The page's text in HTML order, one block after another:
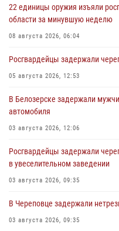
22 единицы оружия изъяли
области за минувшую неделю
08 августа 2026, 06:04
Росгвардейцы задержали
05 августа 2026, 12:53
В Белозерске задержали
автомобиля
03 августа 2026, 12:06
Росгвардейцы задержали
в увеселительном заведении
03 августа 2026, 09:35
В Череповце задержали
03 августа 2026, 09:35